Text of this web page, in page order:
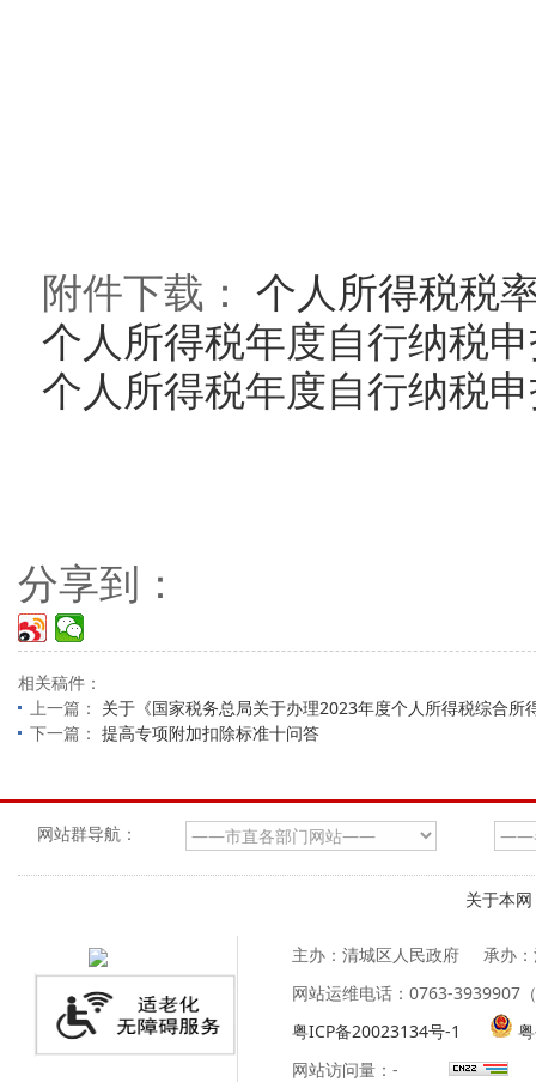
附件下载： 个人所得税税
个人所得税年度自行纳税
个人所得税年度自行纳税
分享到：
相关稿件：
上一篇： 关于《国家税务总局关于办理2023年度个人所得税综合所
下一篇： 提高专项附加扣除标准十问答
网站群导航：
关于本网
主办：清城区人民政府
承办
网站运维电话：0763-3939907
粤ICP备20023134号-1
网站访问量： -